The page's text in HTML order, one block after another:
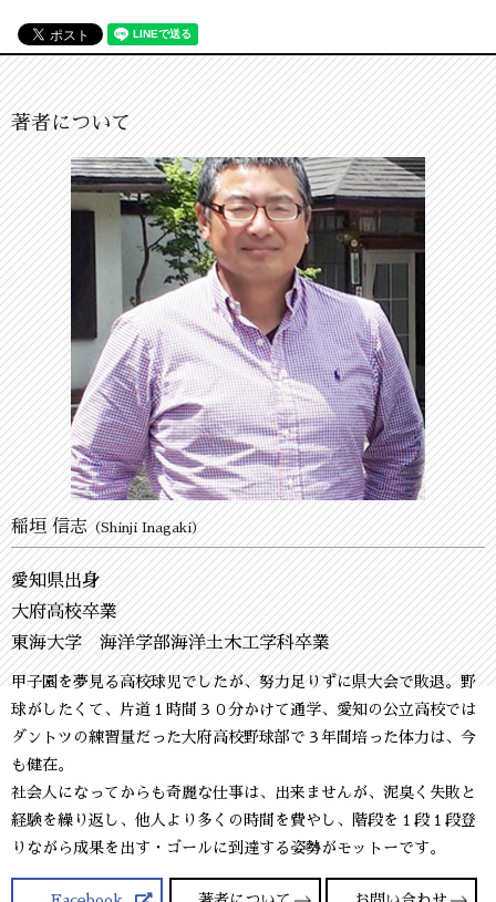
著者について
稲垣 信志（Shinji Inagaki）
愛知県出身
大府高校卒業
東海大学 海洋学部海洋土木工学科卒業
甲子園を夢見る高校球児でしたが、努力足りずに県大会で敗退。野
球がしたくて、片道１時間３０分かけて通学、愛知の公立高校では
ダントツの練習量だった大府高校野球部で３年間培った体力は、今
も健在。
社会人になってからも奇麗な仕事は、出来ませんが、泥臭く失敗と
経験を繰り返し、他人より多くの時間を費やし、階段を１段１段登
りながら成果を出す・ゴールに到達する姿勢がモットーです。